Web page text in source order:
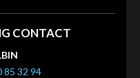
CONTACT
85 32 94